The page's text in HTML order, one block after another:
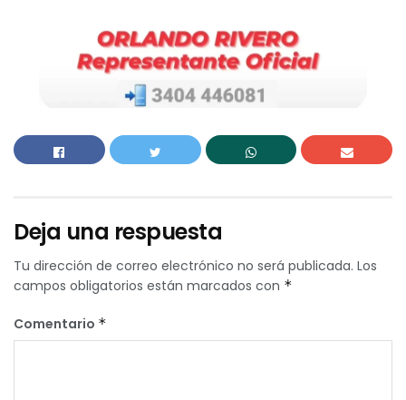
Deja una respuesta
Tu dirección de correo electrónico no será publicada. Los
campos obligatorios están marcados con *
Comentario *